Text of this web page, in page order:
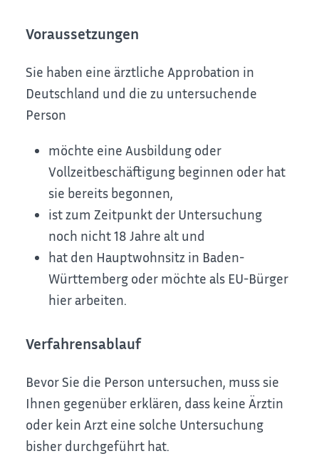
Voraussetzungen
Sie haben eine ärztliche Approbation in
Deutschland und die zu untersuchende
Person
möchte eine Ausbildung oder
Vollzeitbeschäftigung beginnen oder hat
sie bereits begonnen,
ist zum Zeitpunkt der Untersuchung
noch nicht 18 Jahre alt und
hat den Hauptwohnsitz in Baden-
Württemberg oder möchte als EU-Bürger
hier arbeiten.
Verfahrensablauf
Bevor Sie die Person untersuchen, muss sie
Ihnen gegenüber erklären, dass keine Ärztin
oder kein Arzt eine solche Untersuchung
bisher durchgeführt hat.